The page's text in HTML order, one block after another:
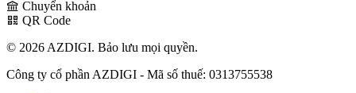
Chuyển khoản
QR Code
© 2026 AZDIGI. Bảo lưu mọi quyền.
Công ty cổ phần AZDIGI - Mã số thuế: 0313755538